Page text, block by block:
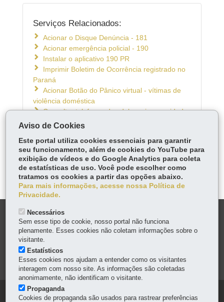
Serviços Relacionados:
Acionar o Disque Denúncia - 181
Acionar emergência policial - 190
Instalar o aplicativo 190 PR
Imprimir Boletim de Ocorrência registrado no
Paraná
Acionar Botão do Pânico virtual - vítimas de
violência doméstica
Consultar telefones das delegacias e unidades
da Polícia Civil
ÓRGÃO RESPONSÁVEL
DEIXE SUA OPINIÃO
MAPA DO SITE
DENUNCIE CORRUPÇÃO
Navegação
Aviso de Cookies
Este portal utiliza cookies essenciais para garantir
seu funcionamento, além de cookies do YouTube para
exibição de vídeos e do Google Analytics para coleta
de estatísticas de uso. Você pode escolher como
tratamos os cookies a partir das opções abaixo.
Para mais informações, acesse nossa Política de
Privacidade.
Necessários
Sem esse tipo de cookie, nosso portal não funciona
plenamente. Esses cookies não coletam informações sobre o
visitante.
Estatísticos
Esses cookies nos ajudam a entender como os visitantes
interagem com nosso site. As informações são coletadas
anonimamente, não identificam o visitante.
Propaganda
Cookies de propaganda são usados para rastrear preferências